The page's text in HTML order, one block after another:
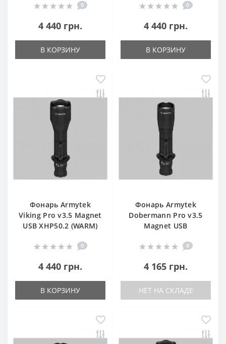
0
4 440 грн.
В КОРЗИНУ
0
4 440 грн.
В КОРЗИНУ
Фонарь Armytek
Viking Pro v3.5 Magnet
USB XHP50.2 (WARM)
0
4 440 грн.
В КОРЗИНУ
Фонарь Armytek
Dobermann Pro v3.5
Magnet USB
0
4 165 грн.
НЕТ НА СКЛАДЕ